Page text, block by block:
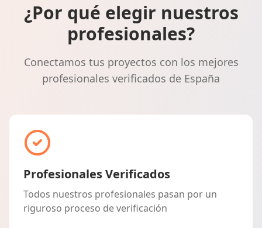
¿Por qué elegir nuestros
profesionales?
Conectamos tus proyectos con los mejores
profesionales verificados de España
Profesionales Verificados
Todos nuestros profesionales pasan por un
riguroso proceso de verificación